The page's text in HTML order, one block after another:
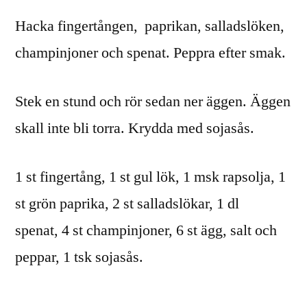
Hacka fingertången, paprikan, salladslöken,
champinjoner och spenat. Peppra efter smak.
Stek en stund och rör sedan ner äggen. Äggen
skall inte bli torra. Krydda med sojasås.
1 st fingertång, 1 st gul lök, 1 msk rapsolja, 1
st grön paprika, 2 st salladslökar, 1 dl
spenat, 4 st champinjoner, 6 st ägg, salt och
peppar, 1 tsk sojasås.